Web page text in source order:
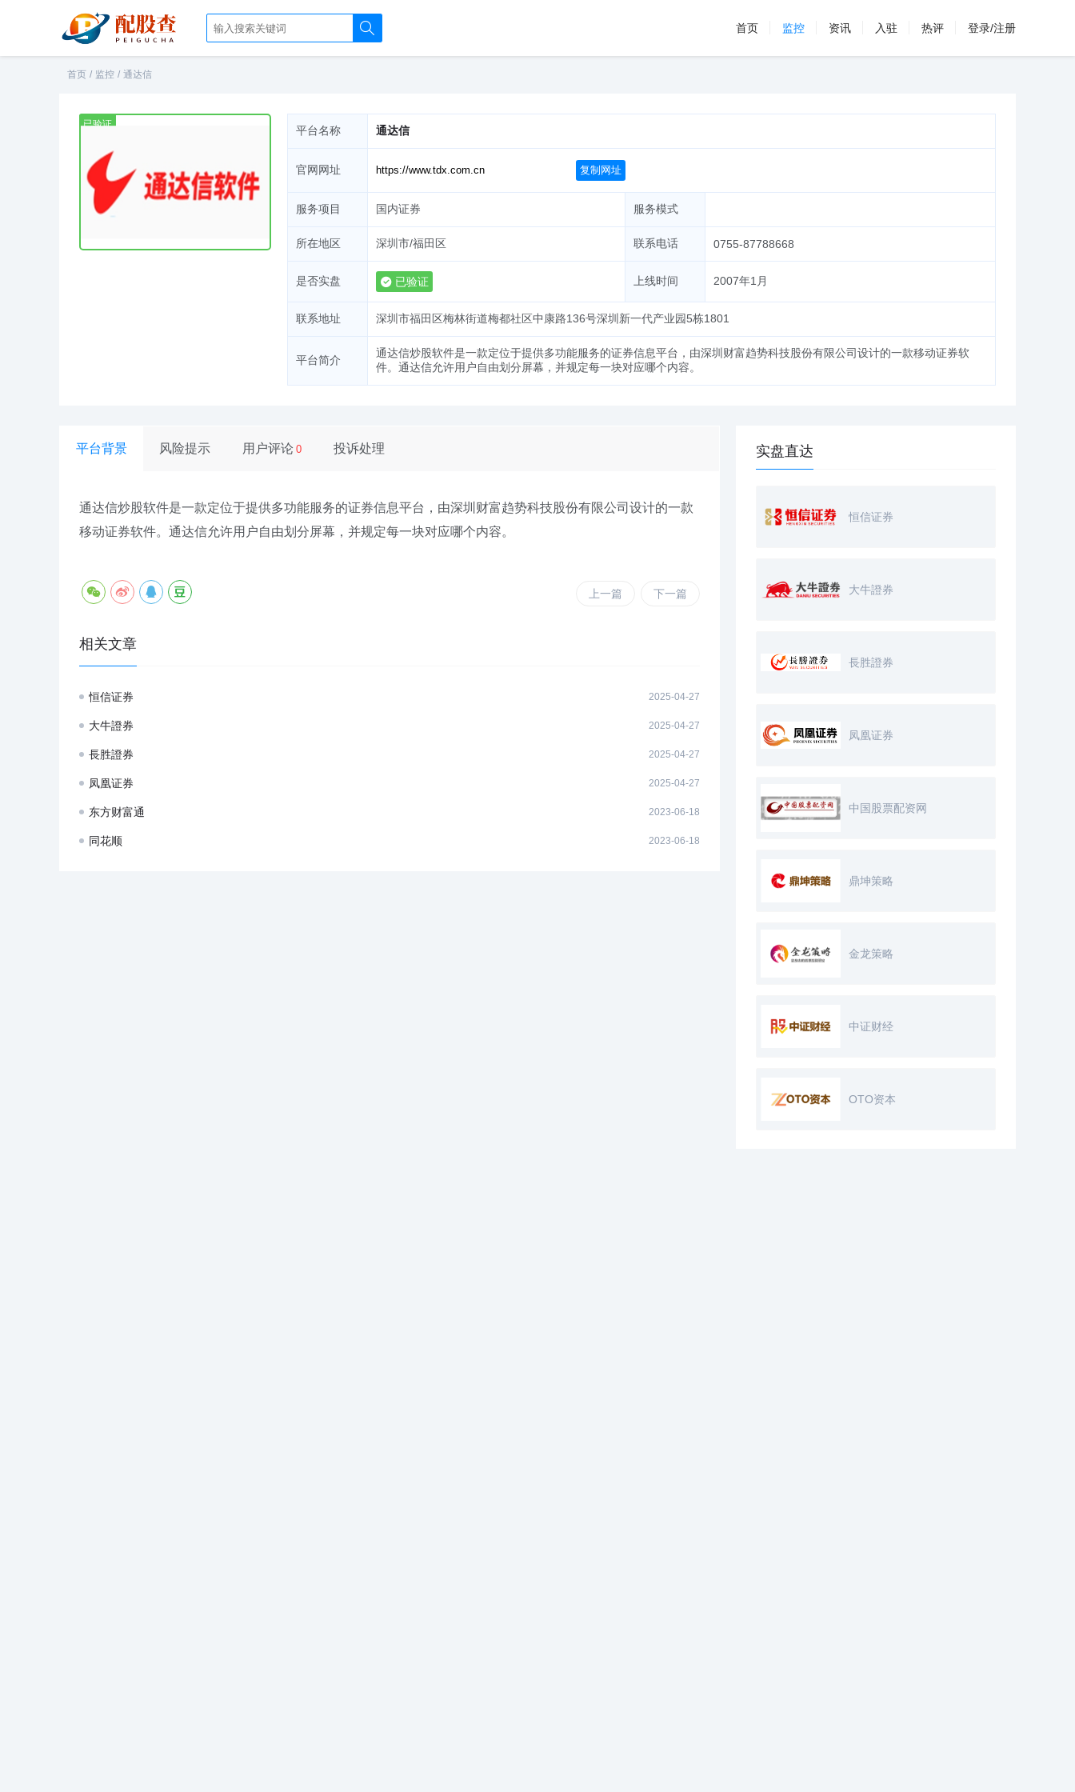
首页 监控 资讯 入驻 热评 登录/注册
首页 / 监控 / 通达信
已验证 平台名称 通达信
官网网址 复制网址
服务项目 国内证券 服务模式
所在地区 深圳市/福田区 联系电话 0755-87788668
是否实盘 已验证 上线时间 2007年1月
联系地址 深圳市福田区梅林街道梅都社区中康路136号深圳新一代产业园5栋1801
平台简介
通达信炒股软件是一款定位于提供多功能服务的证券信息平台，由深圳财富趋势科技股份有限公司设计的一款移动证券软
件。通达信允许用户自由划分屏幕，并规定每一块对应哪个内容。
平台背景 风险提示 用户评论 0 投诉处理
通达信炒股软件是一款定位于提供多功能服务的证券信息平台，由深圳财富趋势科技股份有限公司设计的一款
移动证券软件。通达信允许用户自由划分屏幕，并规定每一块对应哪个内容。
上一篇 下一篇
相关文章
恒信证券 2025-04-27
大牛證券 2025-04-27
長胜證券 2025-04-27
凤凰证券 2025-04-27
东方财富通 2023-06-18
同花顺 2023-06-18
实盘直达
恒信证券
大牛證券
長胜證券
凤凰证券
中国股票配资网
鼎坤策略
金龙策略
中证财经
OTO资本